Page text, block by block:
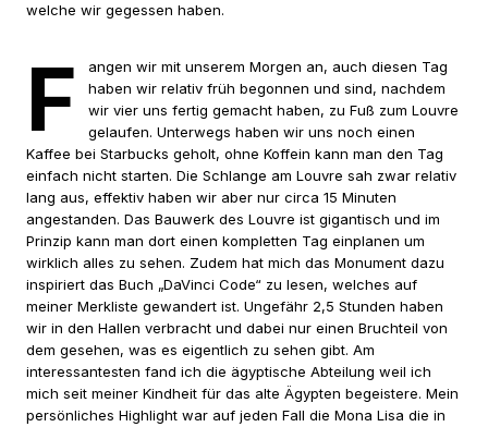
welche wir gegessen haben.
F
angen wir mit unserem Morgen an, auch diesen Tag
haben wir relativ früh begonnen und sind, nachdem
wir vier uns fertig gemacht haben, zu Fuß zum Louvre
gelaufen. Unterwegs haben wir uns noch einen
Kaffee bei Starbucks geholt, ohne Koffein kann man den Tag
einfach nicht starten. Die Schlange am Louvre sah zwar relativ
lang aus, effektiv haben wir aber nur circa 15 Minuten
angestanden. Das Bauwerk des Louvre ist gigantisch und im
Prinzip kann man dort einen kompletten Tag einplanen um
wirklich alles zu sehen. Zudem hat mich das Monument dazu
inspiriert das Buch „DaVinci Code“ zu lesen, welches auf
meiner Merkliste gewandert ist. Ungefähr 2,5 Stunden haben
wir in den Hallen verbracht und dabei nur einen Bruchteil von
dem gesehen, was es eigentlich zu sehen gibt. Am
interessantesten fand ich die ägyptische Abteilung weil ich
mich seit meiner Kindheit für das alte Ägypten begeistere. Mein
persönliches Highlight war auf jeden Fall die Mona Lisa die in